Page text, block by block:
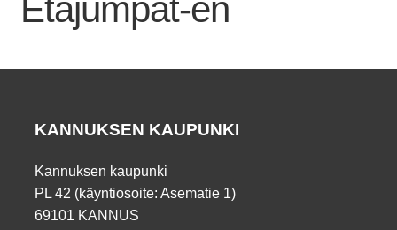
Etäjumpat-en
KANNUKSEN KAUPUNKI
Kannuksen kaupunki
PL 42 (käyntiosoite: Asematie 1)
69101 KANNUS